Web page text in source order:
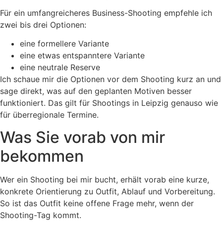
Für ein umfangreicheres Business-Shooting empfehle ich
zwei bis drei Optionen:
eine formellere Variante
eine etwas entspanntere Variante
eine neutrale Reserve
Ich schaue mir die Optionen vor dem Shooting kurz an und
sage direkt, was auf den geplanten Motiven besser
funktioniert. Das gilt für Shootings in Leipzig genauso wie
für überregionale Termine.
Was Sie vorab von mir
bekommen
Wer ein Shooting bei mir bucht, erhält vorab eine kurze,
konkrete Orientierung zu Outfit, Ablauf und Vorbereitung.
So ist das Outfit keine offene Frage mehr, wenn der
Shooting-Tag kommt.